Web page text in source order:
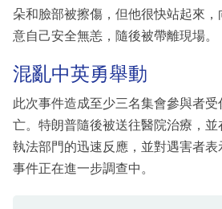
朵和臉部被擦傷，但他很快站起來
意自己安全無恙，隨後被帶離現場。
混亂中英勇舉動
此次事件造成至少三名集會參與者
亡。特朗普隨後被送往醫院治療，
執法部門的迅速反應，並對遇害者
事件正在進一步調查中。